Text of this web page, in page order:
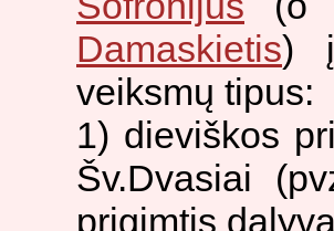
Damaskietis)
veiksmų tipus:
1) dieviškos
Šv.Dvasiai
prigimtis